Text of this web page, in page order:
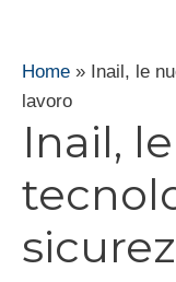
Home » Inail, le
lavoro
Inail,